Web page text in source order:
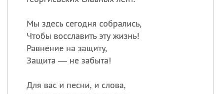
Мы здесь сегодня собрались,
Чтобы восславить эту жизнь!
Равнение на защиту,
Защита — не забыта!
Для вас и песни, и слова,
ИМЕНА
Сегодня празднуют именины